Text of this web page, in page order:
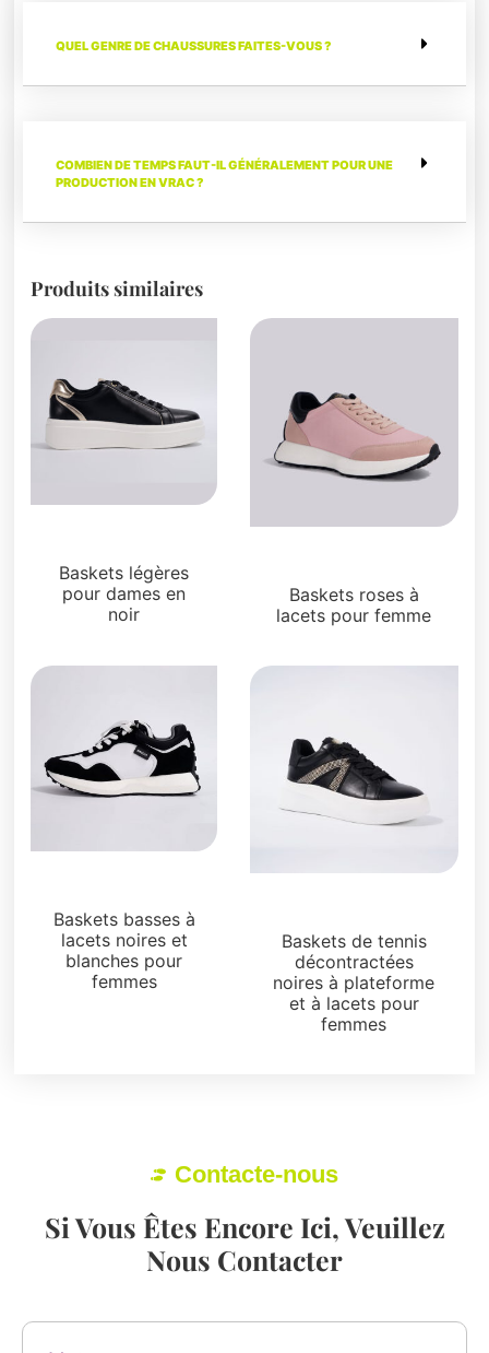
QUEL GENRE DE CHAUSSURES FAITES-VOUS ?
COMBIEN DE TEMPS FAUT-IL GÉNÉRALEMENT POUR UNE
PRODUCTION EN VRAC ?
Produits similaires
Baskets légères
pour dames en
noir
Baskets roses à
lacets pour femme
Baskets basses à
lacets noires et
blanches pour
femmes
Baskets de tennis
décontractées
noires à plateforme
et à lacets pour
femmes
Contacte-nous
Si Vous Êtes Encore Ici, Veuillez
Nous Contacter